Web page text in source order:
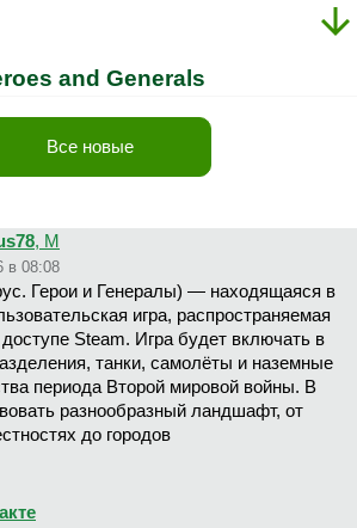
and Generals
Все новые
, М
в 08:08
Герои и Генералы) — находящаяся в
игра, распространяемая
Steam. Игра будет включать в
танки, самолёты и наземные
периода Второй мировой войны. В
разнообразный ландшафт, от
до городов